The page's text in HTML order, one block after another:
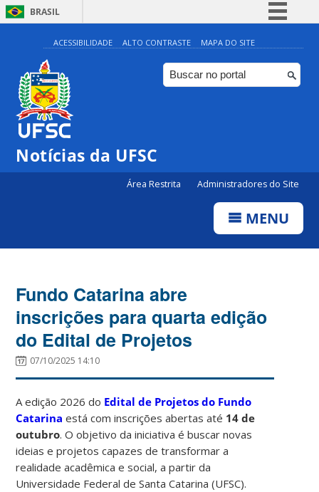
BRASIL
Simplifique!
Comunica BR
Participe
ACESSIBILIDADE ALTO CONTRASTE MAPA DO SITE
Notícias da UFSC
Área Restrita Administradores do Site
MENU
Fundo Catarina abre
inscrições para quarta edição
do Edital de Projetos
07/10/2025 14:10
A edição 2026 do Edital de Projetos do Fundo
Catarina está com inscrições abertas até 14 de
outubro. O objetivo da iniciativa é buscar novas
ideias e projetos capazes de transformar a
realidade acadêmica e social, a partir da
Universidade Federal de Santa Catarina (UFSC).